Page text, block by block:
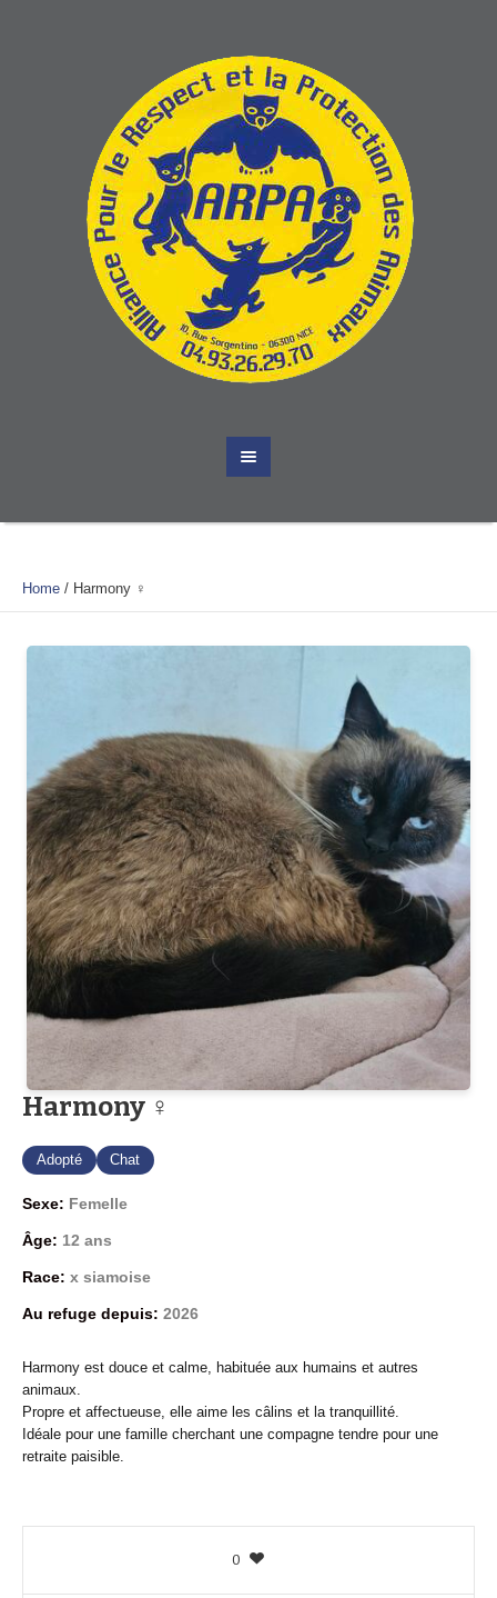
Home / Harmony ♀
Harmony ♀
Adopté Chat
Sexe: Femelle
Âge: 12 ans
Race: x siamoise
Au refuge depuis: 2026
Harmony est douce et calme, habituée aux humains et autres
animaux.
Propre et affectueuse, elle aime les câlins et la tranquillité.
Idéale pour une famille cherchant une compagne tendre pour une
retraite paisible.
0